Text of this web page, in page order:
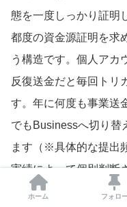
態を一度しっかり証明
都度の資金源証明を求
う構造です。個人アカ
反復送金だと毎回トリ
す。年に何度も事業送
でもBusinessへ切り替
ます（※具体的な提出
実績によって個別判断
ません）。
ホーム フォロ